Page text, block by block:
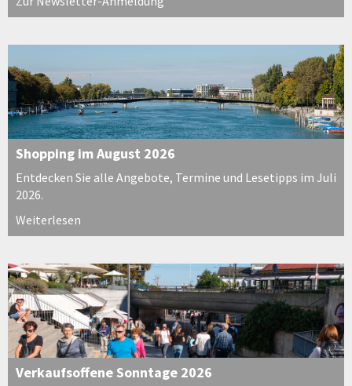
Shopping im August 2026
Entdecken Sie alle Angebote, Termine und Lesetipps im Juli
2026.
Weiterlesen
Verkaufsoffene Sonntage 2026